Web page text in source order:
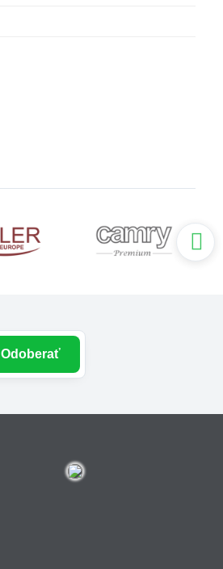
Odoberať